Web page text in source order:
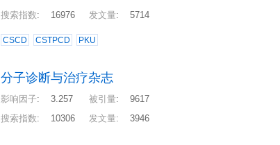
搜索指数: 16976 发文量: 5714
CSCD CSTPCD PKU
分子诊断与治疗杂志
影响因子: 3.257 被引量:
9617
搜索指数: 10306 发文量: 3946